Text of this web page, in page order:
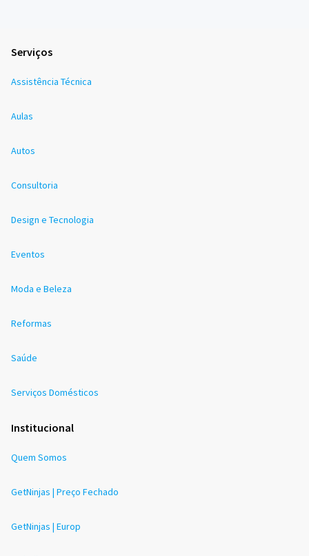
Serviços
Assistência Técnica
Aulas
Autos
Consultoria
Design e Tecnologia
Eventos
Moda e Beleza
Reformas
Saúde
Serviços Domésticos
Institucional
Quem Somos
GetNinjas | Preço Fechado
GetNinjas | Europ